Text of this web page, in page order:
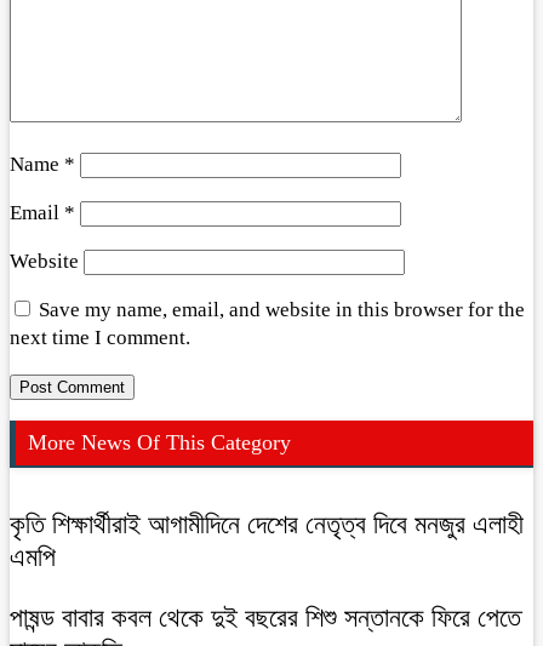
Name *
Email *
Website
Save my name, email, and website in this browser for the
next time I comment.
More News Of This Category
কৃতি শিক্ষার্থীরাই আগামীদিনে দেশের নেতৃত্ব দিবে মনজুর এলাহী
এমপি
পাষন্ড বাবার কবল থেকে দুই বছরের শিশু সন্তানকে ফিরে পেতে